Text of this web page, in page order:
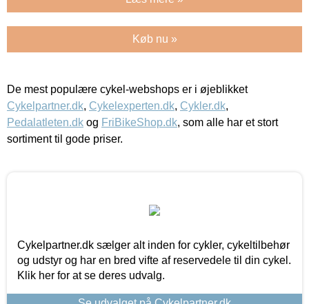
Køb nu »
De mest populære cykel-webshops er i øjeblikket
Cykelpartner.dk, Cykelexperten.dk, Cykler.dk,
Pedalatleten.dk og FriBikeShop.dk, som alle har et stort
sortiment til gode priser.
Cykelpartner.dk sælger alt inden for cykler, cykeltilbehør
og udstyr og har en bred vifte af reservedele til din cykel.
Klik her for at se deres udvalg.